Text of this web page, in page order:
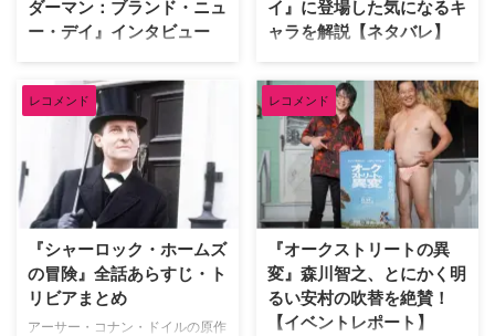
らオロノ劇の名作まで！独自のセ
ンスで選ぶ名作群 最初に彼が手
監督による幻想的なファンタジー
…
リさせられた海外ドラマ 『イカ
ゲーム』 世界的ヒットを記録し
ダーマン：ブランド・ニュ
ー・デイ』インタビュー
『スパイダーマン：ブランド・ニ
ュー・デイ』日本語吹き替え版で
ピーター・パーカー／スパイダー
マンを演じる榎木淳弥にインタビ
ュー！ 孤独を抱えながらも成長
したピーターの魅力や、ハルク、
パニッシャーたちとの掛け合い、
そして本作に込められた意味につ
記憶をなくした世界で描かれる、
ピーターの「人間ドラマ」 ――
前作『スパイダーマン：ノー・ウ
ェイ・ホーム』ではドクター・ス
イ』に登場した気になるキ
ャラを解説【ネタバレ】
『スパイダーマン：ブランド・ニ
ュー・デイ』が大ヒット上映中。
ピーターやMJ、ネッドなどシリ
ーズおなじみの顔ぶれはもちろ
ん、他作品のヒーローや原作コミ
ックスのキャラクターも多数登場
している。そこで、映画をすでに
鑑賞した人向けに、気になるキャ
本記事には『スパイダーマン：ブ
ランド・ニュー・デイ』のネタバ
レが含まれます。 アベンジャー
ズでおなじみバナー博士が登場！
レコメンド
『シャーロック・ホームズ
の冒険』全話あらすじ・ト
リビアまとめ
アーサー・コナン・ドイルの原作
レコメンド
『オークストリートの異
変』森川智之、とにかく明
るい安村の吹替を絶賛！
【イベントレポート】